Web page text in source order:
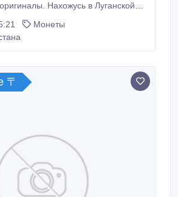
Нахожусь в Луганской
например-Золотая
Монеты
〒